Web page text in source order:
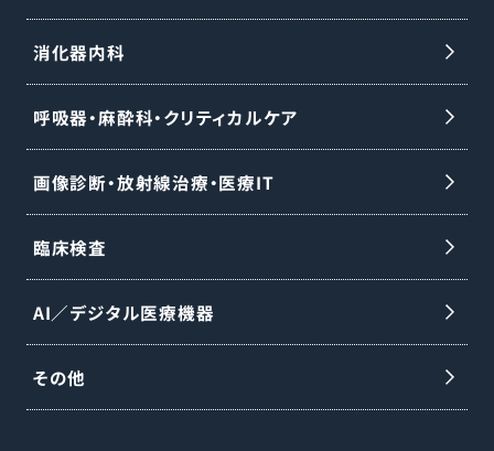
消化器内科
呼吸器・麻酔科・クリティカルケア
画像診断・放射線治療・医療IT
臨床検査
AI／デジタル医療機器
その他